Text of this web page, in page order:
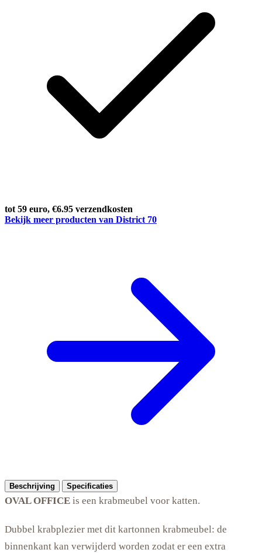
tot 59 euro, €6.95 verzendkosten
Bekijk meer producten van District 70
Beschrijving Specificaties
OVAL OFFICE is een krabmeubel voor katten.
Dubbel krabplezier met dit kartonnen krabmeubel: de
binnenkant kan verwijderd worden zodat er een extra